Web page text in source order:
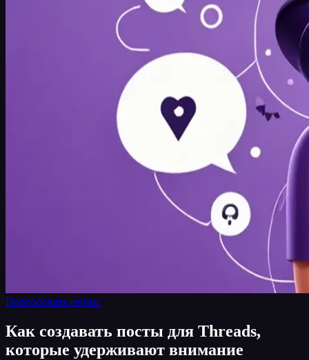
Попробовать сейчас
Как создавать посты для Threads,
которые удерживают внимание